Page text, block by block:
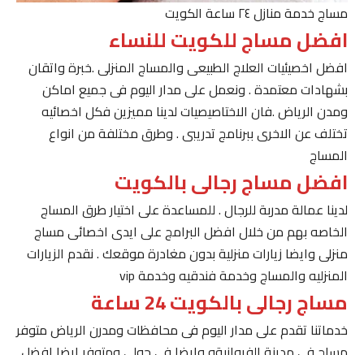
مساج خدمة منازل ٢٤ ساعة الكويت
افضل مساج للكويت للنساء
افضل اخصيئيات العلاج الطبيعى والمساج المنزلى .خبرة واتقان
بشهادات معتمدة . ونعمل على مدار اليوم فى جميع اماكن
ومدن الرياض .فان الاختاصيصيات لدينا مميزين فكل اخصائيه
تختلف عن الاخرى ببرنامج تدريبى . وطرق مختلفة من انواع
المساج
افضل مساج رجالى بالكويت
لدينا عمالة مدربة للرجال . للمساعدة على اختيار طرق المساج
الخاصه بهم من خلال افضل البرامج على ايدى اخصائى مساج
منزلى وايضا زيارات منزلية بدون مغادرة موقعك . نقدم الزيارات
المنزليه والمساج وخدمة فندقيه وخدمة vip
مساج رجالى بالكويت 24 ساعة
خدماتنا تقدم على مدار اليوم فى محافظات ومدرن الرياض متوفر